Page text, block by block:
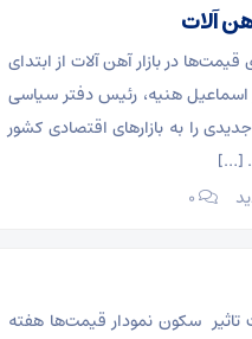
آلات
در بازار آهن آلات از ابتدای
اسماعیل هنیه، رئیس دفتر سیاسی
را به بازارهای اقتصادی کشور
[…]
۰
تاثیر سکون نمودار قیمت‌ها هفته